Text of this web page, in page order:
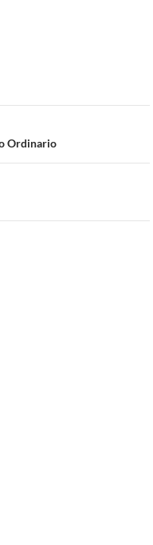
Ordinario